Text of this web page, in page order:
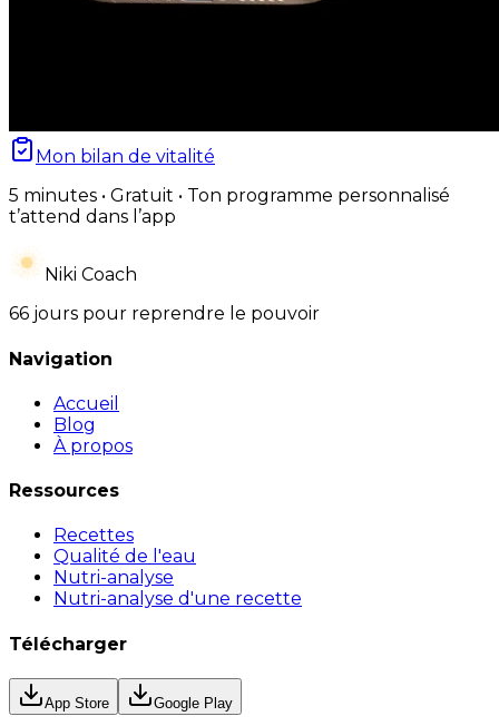
Mon bilan de vitalité
5 minutes • Gratuit • Ton programme personnalisé
t’attend dans l’app
Niki Coach
66 jours pour reprendre le pouvoir
Navigation
Accueil
Blog
À propos
Ressources
Recettes
Qualité de l'eau
Nutri-analyse
Nutri-analyse d'une recette
Télécharger
App Store Google Play